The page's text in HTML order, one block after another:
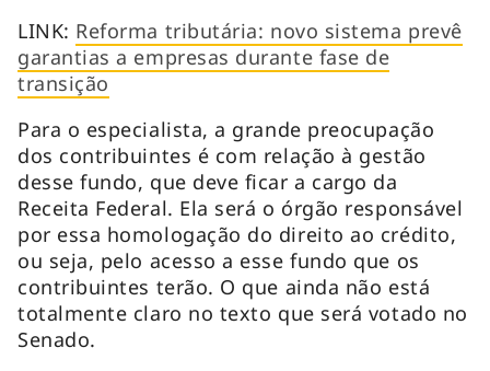
LINK: Reforma tributária: novo sistema prevê
garantias a empresas durante fase de
transição
Para o especialista, a grande preocupação
dos contribuintes é com relação à gestão
desse fundo, que deve ficar a cargo da
Receita Federal. Ela será o órgão responsável
por essa homologação do direito ao crédito,
ou seja, pelo acesso a esse fundo que os
contribuintes terão. O que ainda não está
totalmente claro no texto que será votado no
Senado.